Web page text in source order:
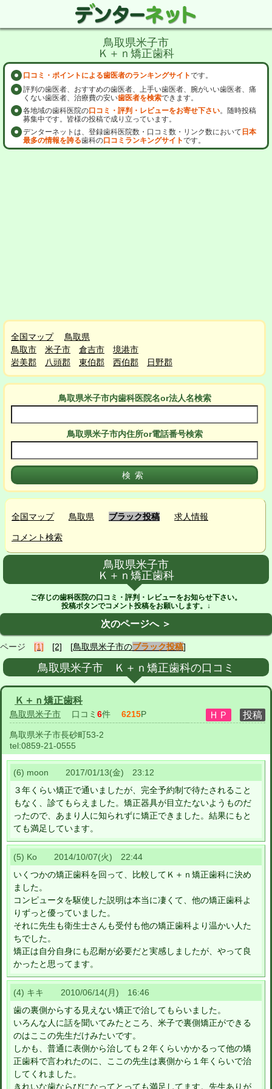
鳥取県米子市
Ｋ＋ｎ矯正歯科
口コミ・ポイントによる歯医者のランキングサイトです。
評判の歯医者、おすすめの歯医者、上手い歯医者、腕がいい歯医者、痛
くない歯医者、治療費の安い歯医者を検索できます。
各地域の歯科医院の口コミ・評判・レビューをお寄せ下さい。随時投稿
募集中です。皆様の投稿で成り立っています。
デンターネットは、登録歯科医院数・口コミ数・リンク数において 日本
最多の情報を誇る歯科の口コミランキングサイトです。
全国マップ
鳥取県
鳥取市
米子市 倉吉市
境港市
岩美郡
八頭郡 東伯郡 西伯郡 日野郡
鳥取県米子市内歯科医院名or法人名検索
鳥取県米子市内住所or電話番号検索
全国マップ 鳥取県 ブラック投稿 求人情報
コメント検索
鳥取県米子市
Ｋ＋ｎ矯正歯科
ご存じの歯科医院の口コミ・評判・レビューをお知らせ下さい。
投稿ボタンでコメント投稿をお願いします。↓
次のページへ ＞
ページ [1] [2] [鳥取県米子市のブラック投稿]
鳥取県米子市 Ｋ＋ｎ矯正歯科の口コミ
Ｋ＋ｎ矯正歯科
鳥取県米子市 口コミ 6件 6215P
鳥取県米子市長砂町53-2
tel:0859-21-0555
(6) moon 2017/01/13(金) 23:12
３年くらい矯正で通いましたが、完全予約制で待たされること
もなく、診てもらえました。矯正器具が目立たないようものだ
ったので、あまり人に知られずに矯正できました。結果にもと
ても満足しています。
(5) Ko 2014/10/07(火) 22:44
いくつかの矯正歯科を回って、比較してＫ＋ｎ矯正歯科に決め
ました。
コンピュータを駆使した説明は本当に凄くて、他の矯正歯科よ
りずっと優っていました。
それに先生も衛生士さんも受付も他の矯正歯科より温かい人た
ちでした。
矯正は自分自身にも忍耐が必要だと実感しましたが、やって良
かったと思ってます。
(4) キキ 2010/06/14(月) 16:46
歯の裏側からする見えない矯正で治してもらいました。
いろんな人に話を聞いてみたところ、米子で裏側矯正ができる
のはここの先生だけみたいです。
しかも、普通に表側から治しても２年くらいかかるって他の矯
正歯科で言われたのに、ここの先生は裏側から１年くらいで治
してくれました。
きれいな歯ならびになってとっても満足してます。先生ありが